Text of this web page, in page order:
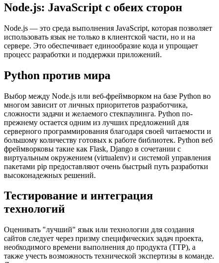
Node.js: JavaScript с обеих сторон
Node.js — это среда выполнения JavaScript, которая позволяет
использовать язык не только в клиентской части, но и на
сервере. Это обеспечивает единообразие кода и упрощает
процесс разработки и поддержки приложений.
Python против мира
Выбор между Node.js или веб-фреймворком на базе Python во
многом зависит от личных приоритетов разработчика,
сложности задачи и желаемого стекпаулинга. Python по-
прежнему остается одним из лучших предложений для
серверного программирования благодаря своей читаемости и
большому количеству готовых к работе библиотек. Python веб
фреймворковы такие как Flask, Django в сочетании с
виртуальным окружением (virtualenv) и системой управления
пакетами pip предоставляют очень быстрый путь разработки
высоконадежных решений.
Тестирование и интеграция
технологий
Оценивать "лучший" язык или технологии для создания
сайтов следует через призму специфических задач проекта,
необходимого времени выполнения до продукта (TTP), а
также учесть возможность технической экспертизы в команде.